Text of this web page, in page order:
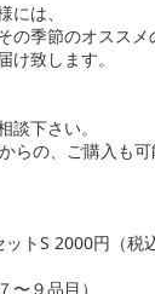
には、
の季節のオスス
け致します。
談下さい。
らの、ご購入も
トS 2000円（税込
〜９品目）